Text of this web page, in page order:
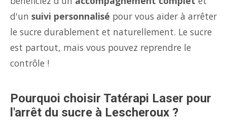
d'un suivi personnalisé pour vous aider à arrêter
le sucre durablement et naturellement. Le sucre
est partout, mais vous pouvez reprendre le
contrôle !
Pourquoi choisir Tatérapi Laser pour
l'arrêt du sucre à Lescheroux ?